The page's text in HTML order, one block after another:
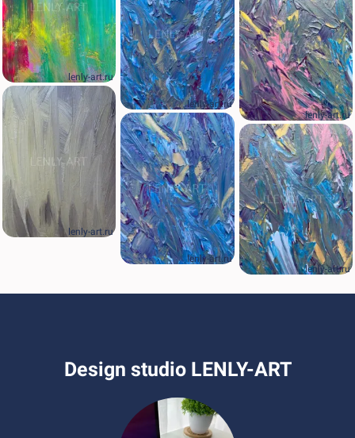
lenly-art.ru
lenly-art.ru
lenly-art.ru
lenly-art.ru
lenly-art.ru
lenly-art.ru
Design studio LENLY-ART